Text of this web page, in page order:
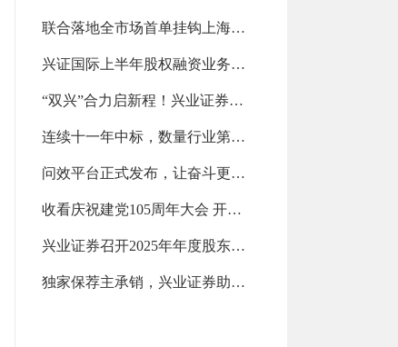
联合落地全市场首单挂钩上海清算所美债新发债券指数的场外衍生品交易（2026-07-21 14:10:14.0)
兴证国际上半年股权融资业务位列中资券商前五！（2026-07-21 14:09:33.0)
“双兴”合力启新程！兴业证券与兴业银行推动全方位融合发展（2026-07-15 11:10:57.0)
连续十一年中标，数量行业第二（2026-07-15 11:10:08.0)
问效平台正式发布，让奋斗更有力量（2026-07-15 11:09:18.0)
收看庆祝建党105周年大会 开展学习教育专题党课（2026-07-07 09:24:42.0)
兴业证券召开2025年年度股东会（2026-07-07 09:23:47.0)
独家保荐主承销，兴业证券助力益坤电气登陆北交所（2026-07-07 09:22:29.0)